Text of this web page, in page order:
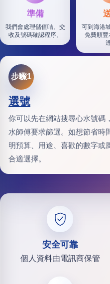
準備
我們會處理儲值咭、交
收及號碼確認程序。
可到海港
免費順豐
步驟1
選號
你可以先在網站搜尋心水號碼
水師傅要求篩選。如想節省時
明預算、用途、喜歡的數字或
合適選擇。
安全可靠
個人資料由電訊商保管